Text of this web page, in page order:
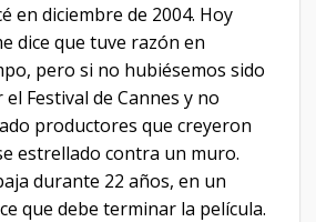
en diciembre de 2004. Hoy
dice que tuve razón en
pero si no hubiésemos sido
Festival de Cannes y no
productores que creyeron
estrellado contra un muro.
durante 22 años, en un
que debe terminar la película.